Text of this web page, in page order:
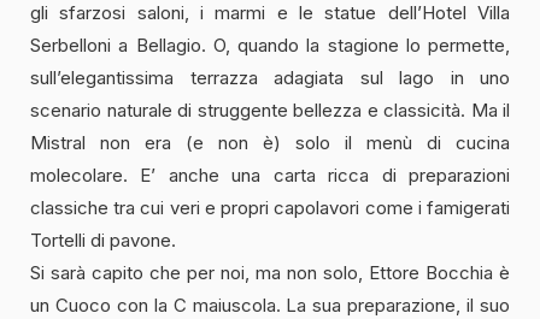
gli sfarzosi saloni, i marmi e le statue dell’Hotel Villa
Serbelloni a Bellagio. O, quando la stagione lo permette,
sull’elegantissima terrazza adagiata sul lago in uno
scenario naturale di struggente bellezza e classicità. Ma il
Mistral non era (e non è) solo il menù di cucina
molecolare. E’ anche una carta ricca di preparazioni
classiche tra cui veri e propri capolavori come i famigerati
Tortelli di pavone.
Si sarà capito che per noi, ma non solo, Ettore Bocchia è
un Cuoco con la C maiuscola. La sua preparazione, il suo